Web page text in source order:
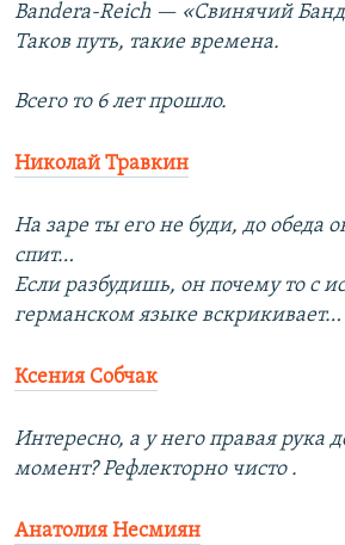
Bandera-Reich — «Свинячий
Таков путь, такие времена.
Всего то 6 лет прошло.
Николай Травкин
На заре ты его не буди, до обеда
спит…
Если разбудишь, он почему то с
германском языке вскрикивает…
Ксения Собчак
Интересно, а у него правая рука
момент? Рефлекторно чисто .
Анатолия Несмиян